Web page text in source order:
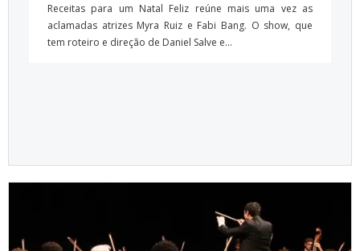
Receitas para um Natal Feliz reúne mais uma vez as
aclamadas atrizes Myra Ruiz e Fabi Bang. O show, que
tem roteiro e direção de Daniel Salve e...